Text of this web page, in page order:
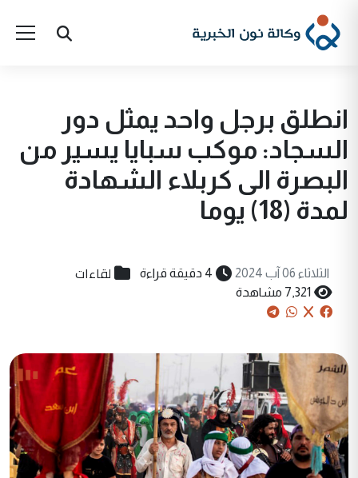
انطلق برجل واحد يمثل دور
السجاد: موكب سبايا يسير من
البصرة الى كربلاء الشهادة
لمدة (18) يوما
الثلاثاء 06 آب 2024 4 دقيقة قراءة لقاءات
7,321 مشاهدة